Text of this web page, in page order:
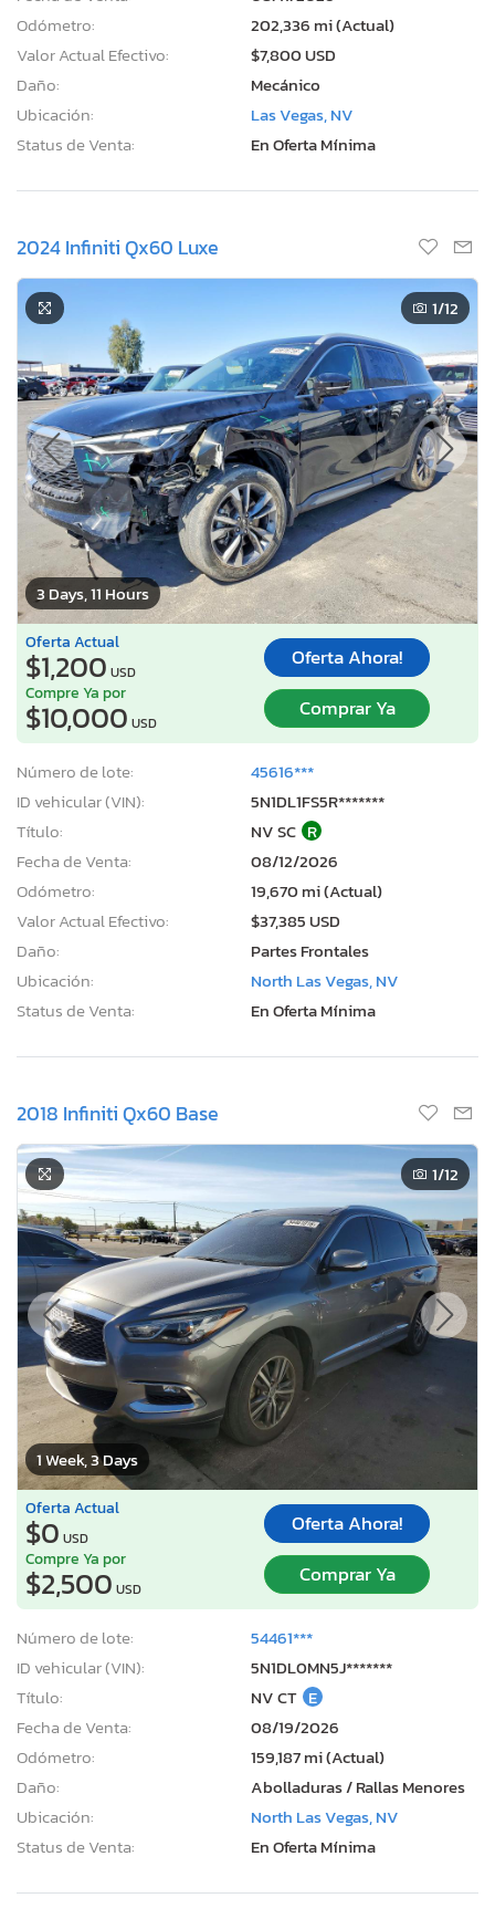
Odómetro:
202,336 mi (Actual)
Valor Actual Efectivo:
$7,800 USD
Daño:
Mecánico
Ubicación:
Las Vegas, NV
Status de Venta:
En Oferta Mínima
2024 Infiniti Qx60 Luxe
3 Days, 11 Hours
1/12
Oferta Actual
$1,200 USD
Oferta Ahora!
Compre Ya por
$10,000 USD
Comprar Ya
Número de lote:
45616***
ID vehicular (VIN):
5N1DL1FS5R*******
Título:
NV SC R
Fecha de Venta:
08/12/2026
Odómetro:
19,670 mi (Actual)
Valor Actual Efectivo:
$37,385 USD
Daño:
Partes Frontales
Ubicación:
North Las Vegas, NV
Status de Venta:
En Oferta Mínima
2018 Infiniti Qx60 Base
1 Week, 3 Days
1/12
Oferta Actual
$0 USD
Oferta Ahora!
Compre Ya por
$2,500 USD
Comprar Ya
Número de lote:
54461***
ID vehicular (VIN):
5N1DL0MN5J*******
Título:
NV CT E
Fecha de Venta:
08/19/2026
Odómetro:
159,187 mi (Actual)
Daño:
Abolladuras / Rallas Menores
Ubicación:
North Las Vegas, NV
Status de Venta:
En Oferta Mínima